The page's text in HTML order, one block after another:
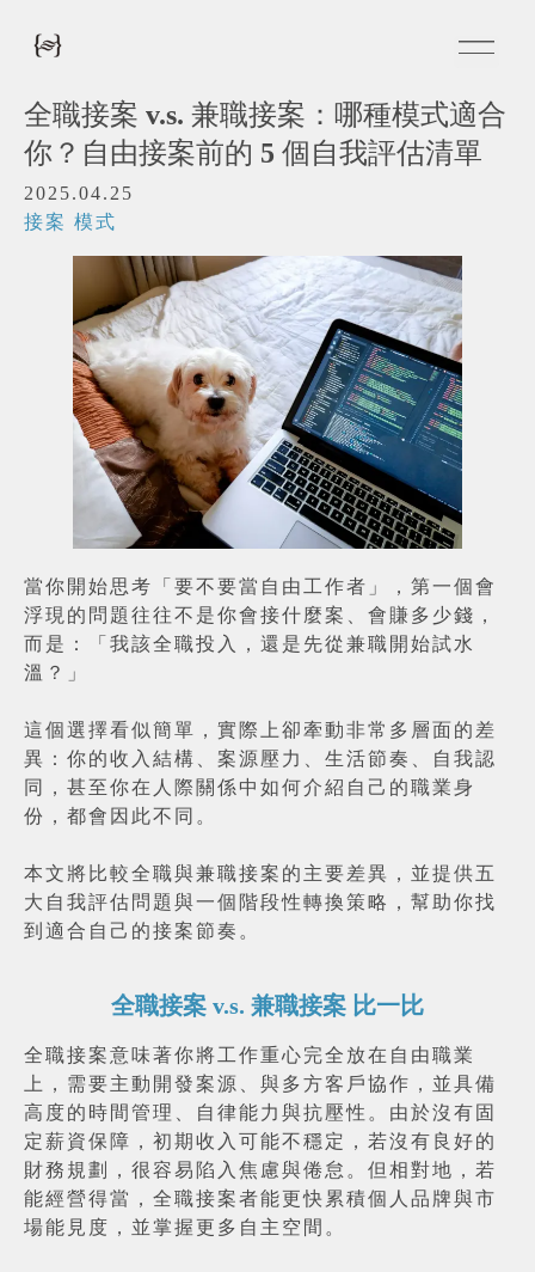
全職接案 v.s. 兼職接案：哪種模式適合
你？自由接案前的 5 個自我評估清單
2025.04.25
接案 模式
當你開始思考「要不要當自由工作者」，第一個會
浮現的問題往往不是你會接什麼案、會賺多少錢，
而是：「我該全職投入，還是先從兼職開始試水
溫？」
這個選擇看似簡單，實際上卻牽動非常多層面的差
異：你的收入結構、案源壓力、生活節奏、自我認
同，甚至你在人際關係中如何介紹自己的職業身
份，都會因此不同。
本文將比較全職與兼職接案的主要差異，並提供五
大自我評估問題與一個階段性轉換策略，幫助你找
到適合自己的接案節奏。
全職接案 v.s. 兼職接案 比一比
全職接案意味著你將工作重心完全放在自由職業
上，需要主動開發案源、與多方客戶協作，並具備
高度的時間管理、自律能力與抗壓性。由於沒有固
定薪資保障，初期收入可能不穩定，若沒有良好的
財務規劃，很容易陷入焦慮與倦怠。但相對地，若
能經營得當，全職接案者能更快累積個人品牌與市
場能見度，並掌握更多自主空間。